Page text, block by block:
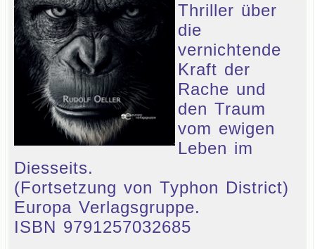
Thriller über
die
vernichtende
Kraft der
Rache und
den Traum
vom ewigen
Leben im
Diesseits.
(Fortsetzung von Typhon District)
Europa Verlagsgruppe.
ISBN 9791257032685